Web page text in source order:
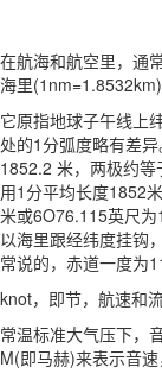
在航海和航空里，通
海里(1nm=1.8532km)
它原指地球子午线上
处的1分弧度略有差
1852.2 米，两极约
用1分平均长度1852
米或6O76.115英尺
以海里跟经纬度挂钩
常说的，赤道一度为
knot，即节，航速和
常温标准大气压下，
M(即马赫)来表示音